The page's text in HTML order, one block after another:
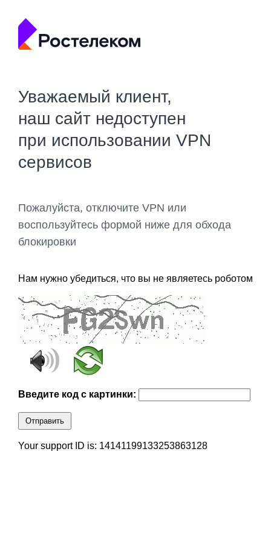
Уважаемый клиент,
наш сайт недоступен
при использовании VPN
сервисов
Пожалуйста, отключите VPN или
воспользуйтесь формой ниже для обхода
блокировки
Нам нужно убедиться, что вы не являетесь роботом
Введите код с картинки:
Отправить
Your support ID is: 14141199133253863128